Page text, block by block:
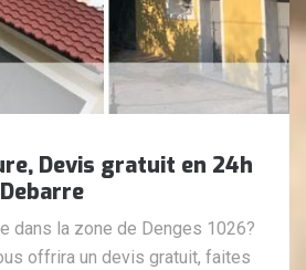
Devis gratuit en 24h
dans la zone de Denges 1026?
offrira un devis gratuit, faites